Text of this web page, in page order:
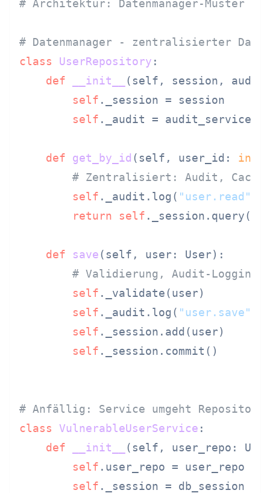
# Architektur: Datenmanager-Muster
# Datenmanager - zentralisierter
class
UserRepository :
def
__init__ ( self, session,
self ._session = session
self ._audit = audit_service
def get_by_id ( self, user_id: int
# Zentralisiert: Audit,
self ._audit.log( "user.read"
return
self
def save( self, user: User):
# Validierung, Audit-Logging
self ._validate(user)
self ._audit.log( "user.save"
self ._session.add(user)
self ._session.commit()
# Anfällig: Service umgeht Repository
class
VulnerableUserService :
def
__init__ ( self, user_repo:
self .user_repo = user_repo
self ._session = db_session